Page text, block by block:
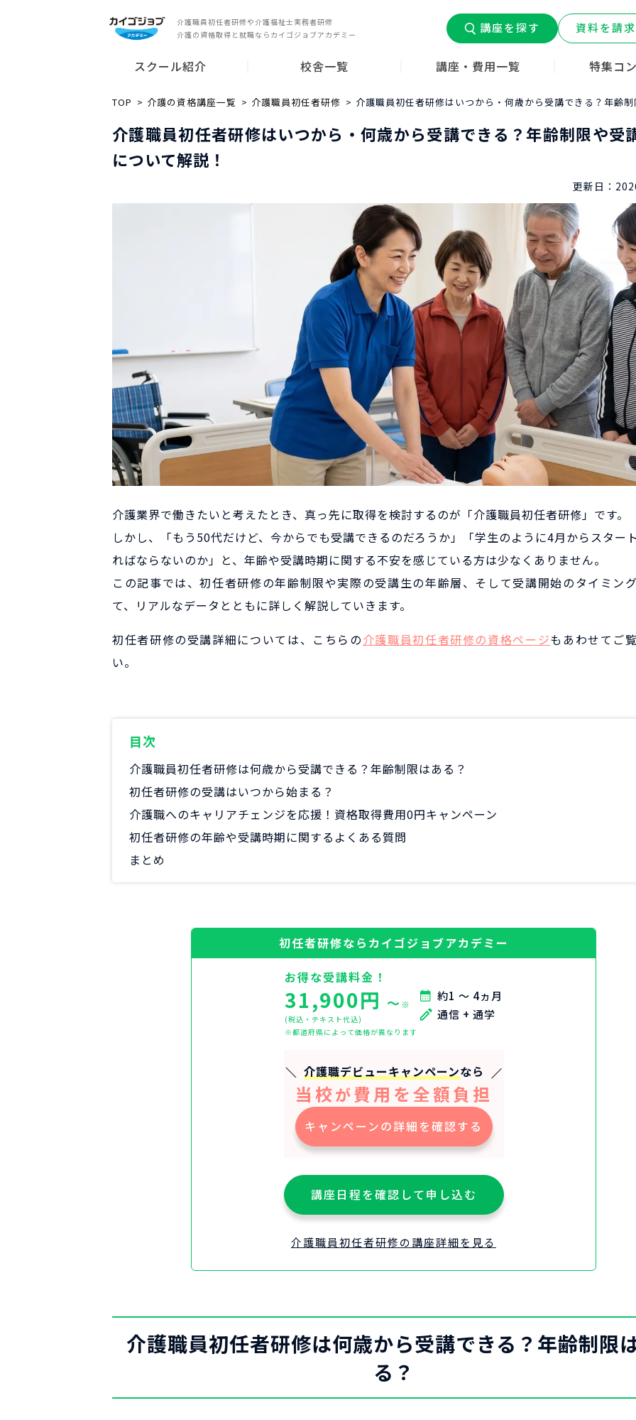
介護職員初任者研修や介護福祉士実務者研修
介護の資格取得と就職ならカイゴジョブアカデミー
講座を探す 資料を請
スクール紹介
スクールの特長
就業サポート
講師紹介
無料説明会
校舎一覧
東京都
神奈川県
千葉県
埼玉県
愛知県
大阪府
兵庫県
広島県
福岡県
その他の都道府県
講座・費用一覧
介護職員初任者研修
介護福祉士実務者研修
介護福祉士受験対策
特集コ
介護職デビュ
ン
介護コラム
みんなの介護
ー
はじめての介
TOP 介護の資格講座一覧 介護職員初任者研修 介護職員初任者研修はいつから・何歳から受講できる？年齢
介護職員初任者研修はいつから・何歳から受講できる？年齢制限や受
について解説！
更新日：
介護業界で働きたいと考えたとき、真っ先に取得を検討するのが「介護職員初任者研修」です。
しかし、「もう50代だけど、今からでも受講できるのだろうか」「学生のように4月からスター
ればならないのか」と、年齢や受講時期に関する不安を感じている方は少なくありません。
この記事では、初任者研修の年齢制限や実際の受講生の年齢層、そして受講開始のタイミン
て、リアルなデータとともに詳しく解説していきます。
初任者研修の受講詳細については、こちらの介護職員初任者研修の資格ページもあわせてご
い。
目次
介護職員初任者研修は何歳から受講できる？年齢制限はある？
初任者研修の受講はいつから始まる？
介護職へのキャリアチェンジを応援！資格取得費用0円キャンペーン
初任者研修の年齢や受講時期に関するよくある質問
まとめ
初任者研修ならカイゴジョブアカデミー
お得な受講料金！
31,900円 〜 ※
(税込・テキスト代込)
※都道府県によって価格が異なります
約1 ～ 4ヵ月
通信 + 通学
介護職デビューキャンペーンなら
当校が費用を全額負担
キャンペーンの詳細を確認する
講座日程を確認して申し込む
介護職員初任者研修の講座詳細を見る
介護職員初任者研修は何歳から受講できる？年齢制限
る？